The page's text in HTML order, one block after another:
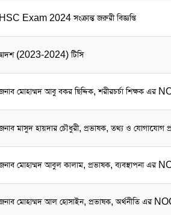
Exam 2024 সংক্রান্ত জরুরী বিজ্ঞপ্তি
(2023-2024) টিসি
মোহাম্মদ আবু বকর ছিদ্দিক, শরীরচর্চা শিক্ষক এর
মাসুদ হায়দার চৌধুরী, প্রভাষক, তথ্য ও যোগাযোগ
মোহাম্মদ আবুল কালাম, প্রভাষক, ব্যবস্থাপনা এর
মোহাম্মদ আল হোসাইন, প্রভাষক, অর্থনীতি এর